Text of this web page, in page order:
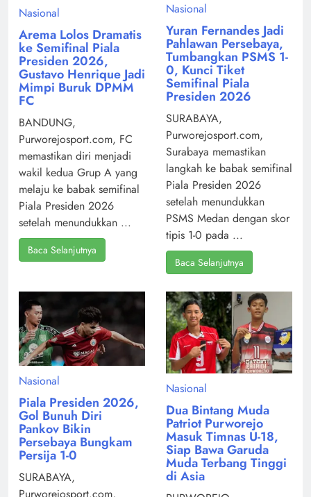
Nasional
Arema Lolos Dramatis
ke Semifinal Piala
Presiden 2026,
Gustavo Henrique Jadi
Mimpi Buruk DPMM
FC
BANDUNG,
Purworejosport.com, FC
memastikan diri menjadi
wakil kedua Grup A yang
melaju ke babak semifinal
Piala Presiden 2026
setelah menundukkan ...
Baca Selanjutnya
Nasional
Yuran Fernandes Jadi
Pahlawan Persebaya,
Tumbangkan PSMS 1-
0, Kunci Tiket
Semifinal Piala
Presiden 2026
SURABAYA,
Purworejosport.com,
Surabaya memastikan
langkah ke babak semifinal
Piala Presiden 2026
setelah menundukkan
PSMS Medan dengan skor
tipis 1-0 pada ...
Baca Selanjutnya
Nasional
Piala Presiden 2026,
Gol Bunuh Diri
Pankov Bikin
Persebaya Bungkam
Persija 1-0
SURABAYA,
Nasional
Dua Bintang Muda
Patriot Purworejo
Masuk Timnas U-18,
Siap Bawa Garuda
Muda Terbang Tinggi
di Asia